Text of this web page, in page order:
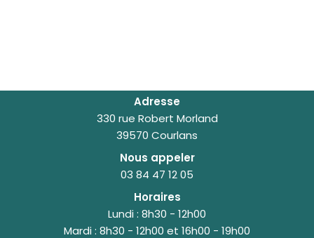
Adresse
330 rue Robert Morland
39570 Courlans
Nous appeler
03 84 47 12 05
Horaires
Lundi : 8h30 - 12h00
Mardi : 8h30 - 12h00 et 16h00 - 19h00